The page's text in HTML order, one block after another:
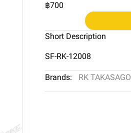
฿700
Short Description
SF-RK-12008
Brands: RK TAKASAGO